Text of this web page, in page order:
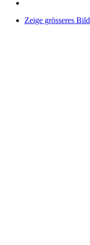
Zeige grösseres Bild